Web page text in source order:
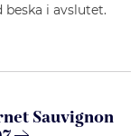
i avslutet.
Sauvignon